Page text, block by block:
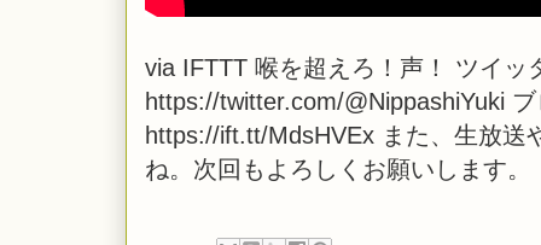
via IFTTT喉を超えろ！声！ ツイッ
https://twitter.com/@NippashiYuki
https://ift.tt/MdsHVEx また、生放送
ね。次回もよろしくお願いします